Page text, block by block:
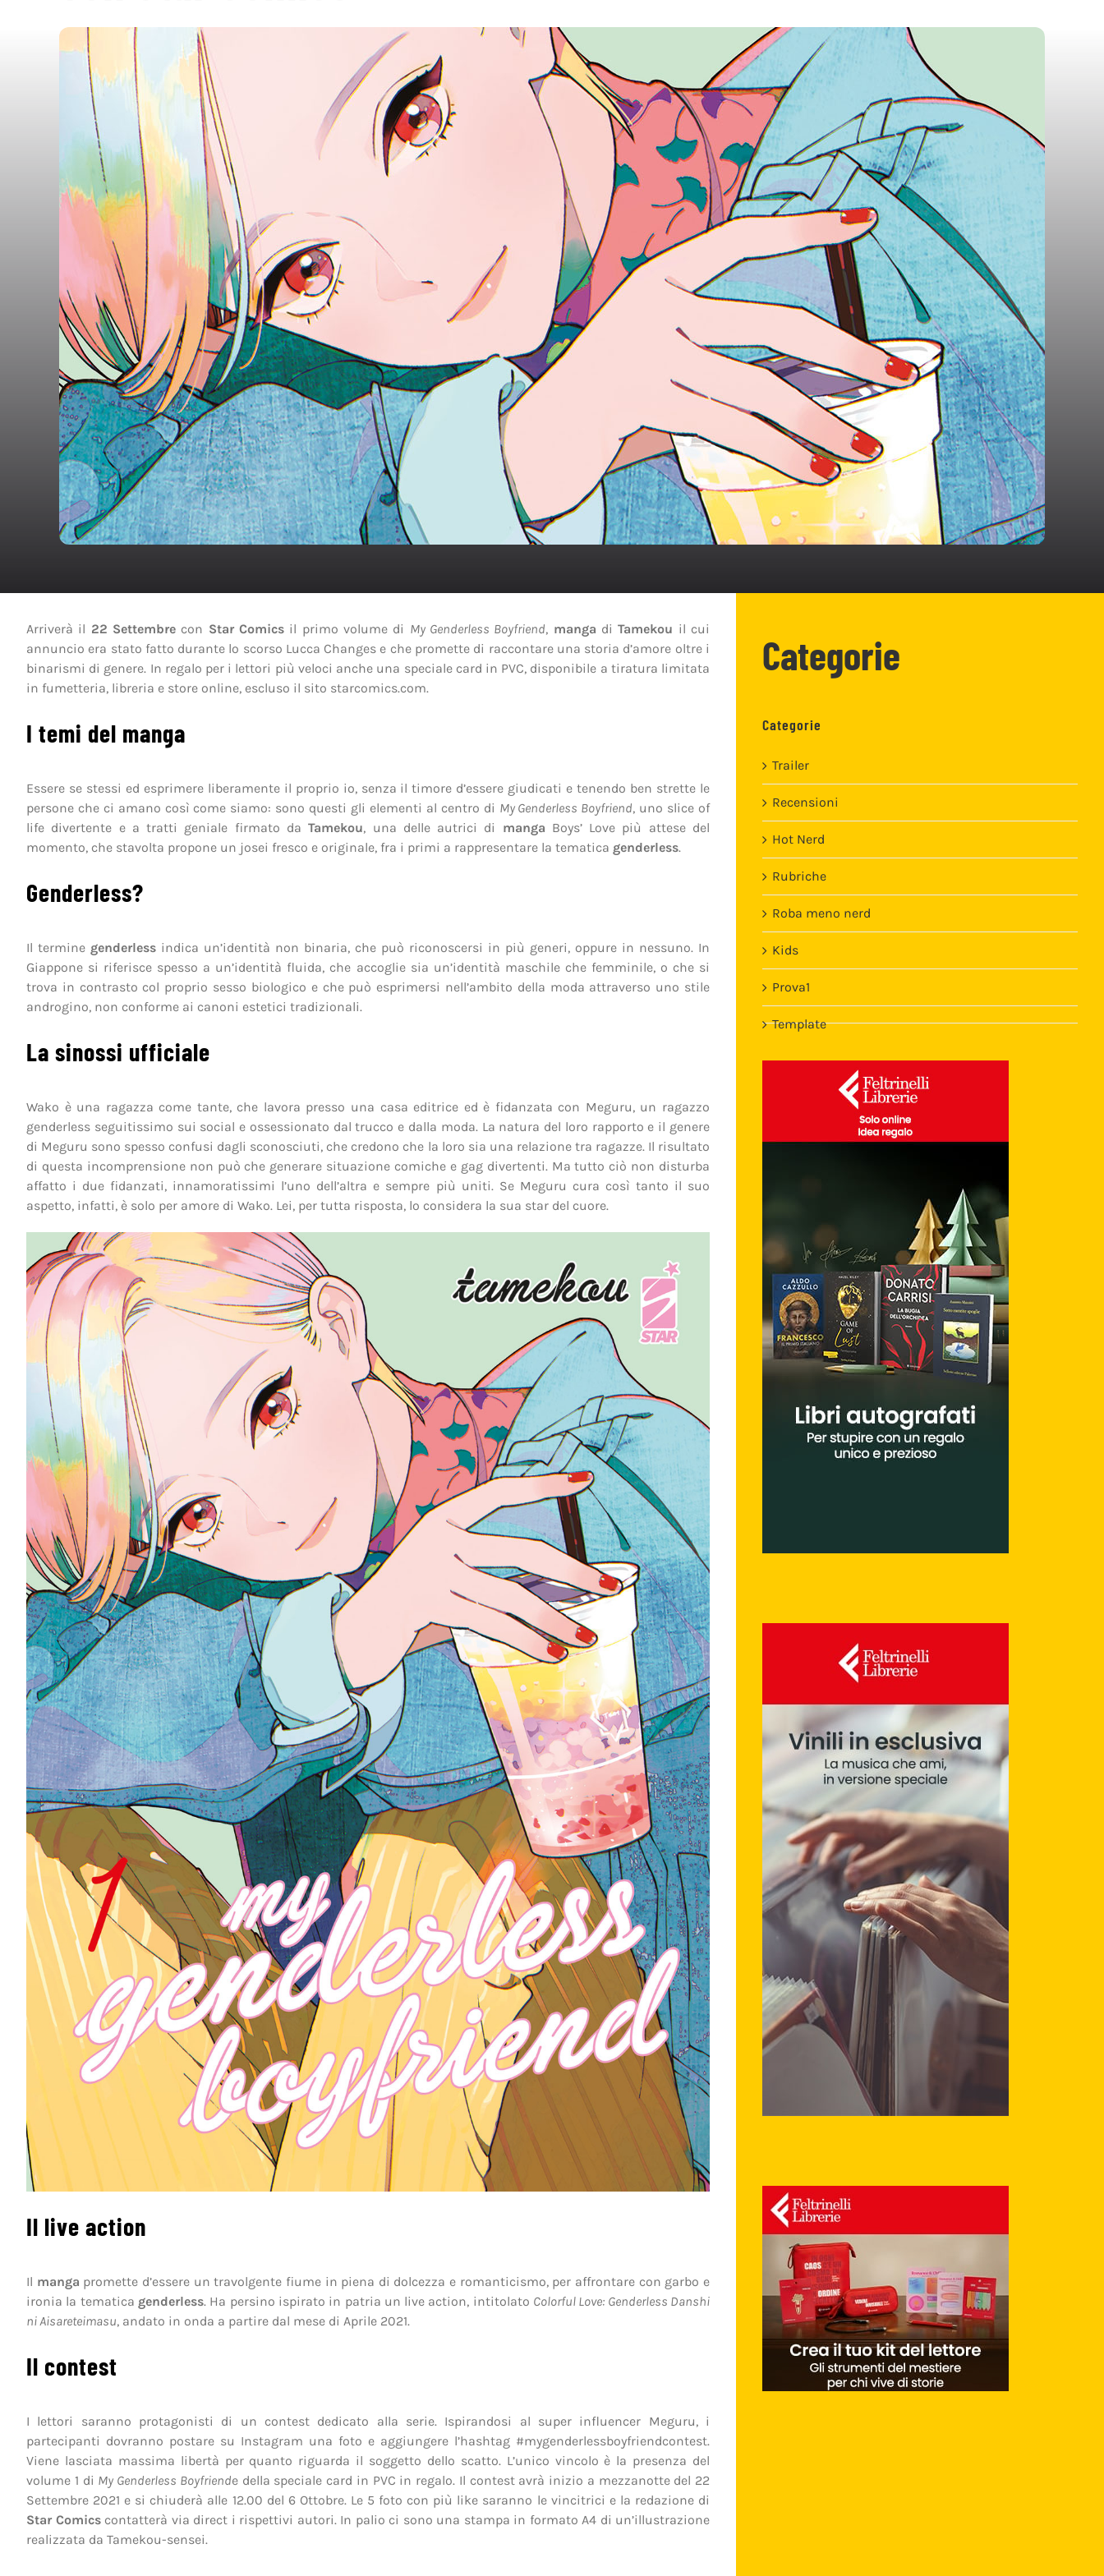
Arriverà il 22 Settembre con Star Comics il primo volume di My Genderless Boyfriend, manga diTamekou il cui
annuncio era stato fatto durante lo scorso Lucca Changes e che promette di raccontare una storia d’amore oltre i
binarismi di genere. In regalo per i lettori più veloci anche una speciale card in PVC, disponibile a tiratura limitata
in fumetteria, libreria e store online, escluso il sito starcomics.com.
I temi del manga
Essere se stessi ed esprimere liberamente il proprio io, senza il timore d’essere giudicati e tenendo ben strette le
persone che ci amano così come siamo: sono questi gli elementi al centro di My Genderless Boyfriend, uno slice of
life divertente e a tratti geniale firmato daTamekou, una delle autrici di manga Boys’ Love più attese del
momento, che stavolta propone un josei fresco e originale, fra i primi a rappresentare la tematica genderless.
Genderless?
Il termine genderless indica un’identità non binaria, che può riconoscersi in più generi, oppure in nessuno. In
Giappone si riferisce spesso a un’identità fluida, che accoglie sia un’identità maschile che femminile, o che si
trova in contrasto col proprio sesso biologico e che può esprimersi nell’ambito della moda attraverso uno stile
androgino, non conforme ai canoni estetici tradizionali.
La sinossi ufficiale
Wako è una ragazza come tante, che lavora presso una casa editrice ed è fidanzata con Meguru, un ragazzo
genderless seguitissimo sui social e ossessionato dal trucco e dalla moda. La natura del loro rapporto e il genere
di Meguru sono spesso confusi dagli sconosciuti, che credono che la loro sia una relazione tra ragazze. Il risultato
di questa incomprensione non può che generare situazione comiche e gag divertenti. Ma tutto ciò non disturba
affatto i due fidanzati, innamoratissimi l’uno dell’altra e sempre più uniti. Se Meguru cura così tanto il suo
aspetto, infatti, è solo per amore di Wako. Lei, per tutta risposta, lo considera la sua star del cuore.
Il live action
Il manga promette d’essere un travolgente fiume in piena di dolcezza e romanticismo, per affrontare con garbo e
ironia la tematica genderless. Ha persino ispirato in patria un live action, intitolato Colorful Love: Genderless Danshi
ni Aisareteimasu, andato in onda a partire dal mese di Aprile 2021.
Il contest
I lettori saranno protagonisti di un contest dedicato alla serie. Ispirandosi al super influencer Meguru, i
partecipanti dovranno postare su Instagram una foto e aggiungere l’hashtag #mygenderlessboyfriendcontest.
Viene lasciata massima libertà per quanto riguarda il soggetto dello scatto. L’unico vincolo è la presenza del
volume 1 di My Genderless Boyfriende della speciale card in PVC in regalo. Il contest avrà inizio a mezzanotte del 22
Settembre 2021 e si chiuderà alle 12.00 del 6 Ottobre. Le 5 foto con più like saranno le vincitrici e la redazione di
Star Comicscontatterà via direct i rispettivi autori. In palio ci sono una stampa in formato A4 di un’illustrazione
realizzata da Tamekou-sensei.
Categorie
Categorie
Trailer
Recensioni
Hot Nerd
Rubriche
Roba meno nerd
Kids
Prova1
Template